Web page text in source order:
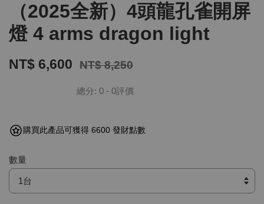
（2025全新）4頭龍孔雀開屏
燈 4 arms dragon light
NT$ 6,600 NT$ 8,250
總分: 0 - 0評價
購買此產品可獲得 6600 發財點數
數量